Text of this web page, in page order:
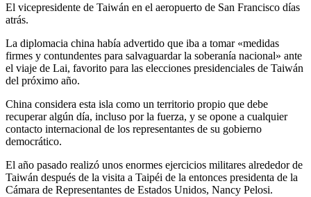
El vicepresidente de Taiwán en el aeropuerto de San Francisco días
atrás.
La diplomacia china había advertido que iba a tomar «medidas
firmes y contundentes para salvaguardar la soberanía nacional» ante
el viaje de Lai, favorito para las elecciones presidenciales de Taiwán
del próximo año.
China considera esta isla como un territorio propio que debe
recuperar algún día, incluso por la fuerza, y se opone a cualquier
contacto internacional de los representantes de su gobierno
democrático.
El año pasado realizó unos enormes ejercicios militares alrededor de
Taiwán después de la visita a Taipéi de la entonces presidenta de la
Cámara de Representantes de Estados Unidos, Nancy Pelosi.